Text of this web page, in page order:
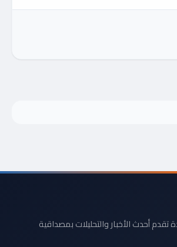
تقدم أحدث الأخبار والتحليلات بمصداقية